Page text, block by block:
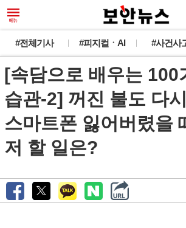
#전체기사 #피지컬ㆍAI #사건사
[속담으로 배우는 100
습관-2] 꺼진 불도 다
스마트폰 잃어버렸을
저 할 일은?